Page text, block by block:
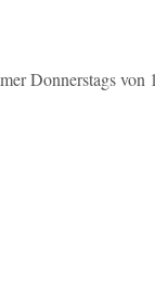
Donnerstags